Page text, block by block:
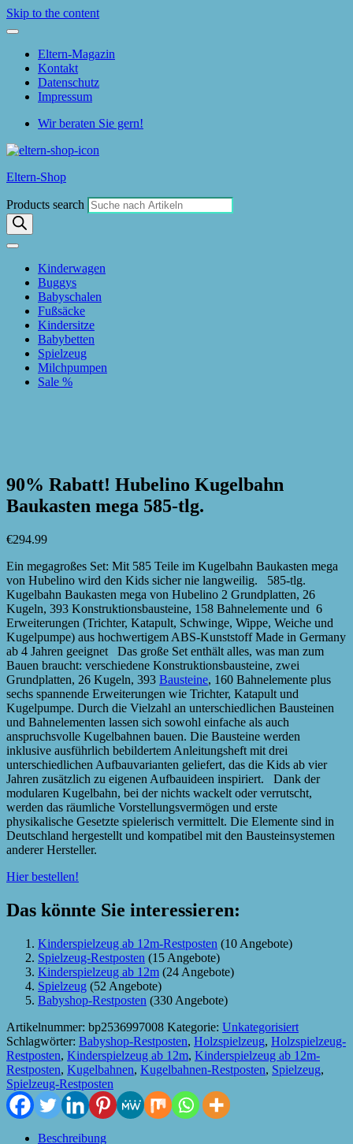
Skip to the content
Eltern-Magazin
Kontakt
Datenschutz
Impressum
Wir beraten Sie gern!
Eltern-Shop
Products search
Kinderwagen
Buggys
Babyschalen
Fußsäcke
Kindersitze
Babybetten
Spielzeug
Milchpumpen
Sale %
90% Rabatt! Hubelino Kugelbahn
Baukasten mega 585-tlg.
€294.99
Ein megagroßes Set: Mit 585 Teile im Kugelbahn Baukasten mega
von Hubelino wird den Kids sicher nie langweilig. 585-tlg.
Kugelbahn Baukasten mega von Hubelino 2 Grundplatten, 26
Kugeln, 393 Konstruktionsbausteine, 158 Bahnelemente und 6
Erweiterungen (Trichter, Katapult, Schwinge, Wippe, Weiche und
Kugelpumpe) aus hochwertigem ABS-Kunststoff Made in Germany
ab 4 Jahren geeignet Das große Set enthält alles, was man zum
Bauen braucht: verschiedene Konstruktionsbausteine, zwei
Grundplatten, 26 Kugeln, 393 Bausteine, 160 Bahnelemente plus
sechs spannende Erweiterungen wie Trichter, Katapult und
Kugelpumpe. Durch die Vielzahl an unterschiedlichen Bausteinen
und Bahnelementen lassen sich sowohl einfache als auch
anspruchsvolle Kugelbahnen bauen. Die Bausteine werden
inklusive ausführlich bebildertem Anleitungsheft mit drei
unterschiedlichen Aufbauvarianten geliefert, das die Kids ab vier
Jahren zusätzlich zu eigenen Aufbauideen inspiriert. Dank der
modularen Kugelbahn, bei der nichts wackelt oder verrutscht,
werden das räumliche Vorstellungsvermögen und erste
physikalische Gesetzte spielerisch vermittelt. Die Elemente sind in
Deutschland hergestellt und kompatibel mit den Bausteinsystemen
anderer Hersteller.
Hier bestellen!
Das könnte Sie interessieren:
Kinderspielzeug ab 12m-Restposten (10 Angebote)
Spielzeug-Restposten (15 Angebote)
Kinderspielzeug ab 12m (24 Angebote)
Spielzeug (52 Angebote)
Babyshop-Restposten (330 Angebote)
Artikelnummer: bp2536997008 Kategorie: Unkategorisiert
Schlagwörter: Babyshop-Restposten, Holzspielzeug, Holzspielzeug-
Restposten, Kinderspielzeug ab 12m, Kinderspielzeug ab 12m-
Restposten, Kugelbahnen, Kugelbahnen-Restposten, Spielzeug,
Spielzeug-Restposten
Beschreibung